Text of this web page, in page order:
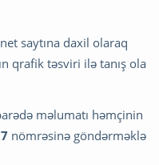
saytına daxil olaraq
qrafik təsviri ilə tanış ola
məlumatı həmçinin
nömrəsinə göndərməklə